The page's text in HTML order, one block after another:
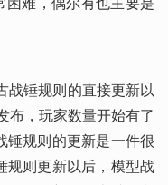
战锤规则的直接更新以
布，玩家数量开始有了
锤规则的更新是一件很
规则更新以后，模型战